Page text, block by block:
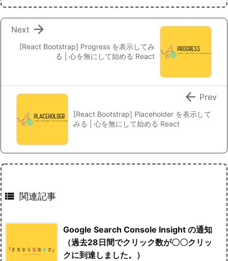
[React Bootstrap] Progress を表示してみ
る | 心を無にして始める React

Next
[React Bootstrap] Placeholder を表示して
みる | 心を無にして始める React
 Prev
 関連記事
Google Search Console Insight の通知
（過去28日間でクリック数が〇〇クリッ
クに到達しました。）